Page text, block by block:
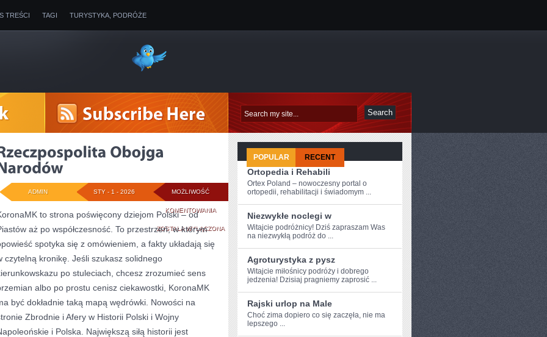
TREŚCI TAGI TURYSTYKA, PODRÓŻE
MOŻLIWOŚĆ
KOMENTOWANIARZECZPOSPOLITA
OBOJGA
NARODÓW
ZOSTAŁA WYŁĄCZONA
STY - 1 - 2026
ADMIN
to strona poświęcony dziejom Polski – od
aż po współczesność. To przestrzeń, w którym
spotyka się z omówieniem, a fakty układają się
czytelną kronikę. Jeśli szukasz solidnego
po stuleciach, chcesz zrozumieć sens
albo po prostu cenisz ciekawostki, KoronaMK
być dokładnie taką mapą wędrówki. Nowości na
Zbrodnie i Afery w Historii Polski i Wojny
i Polska. Największą siłą historii jest
POPULAR RECENT
Ortopedia i Rehabili
Ortex Poland – nowoczesny portal o
ortopedii, rehabilitacji i świadomym ...
Niezwykłe noclegi w
Witajcie podróżnicy! Dziś zapraszam Was
na niezwykłą podróż do ...
Agroturystyka z pysz
Witajcie ⁤miłośnicy podróży i dobrego
jedzenia! Dzisiaj pragniemy zaprosić ...
Rajski urlop na Male
Choć zima dopiero co się zaczęła, nie ma
lepszego ...